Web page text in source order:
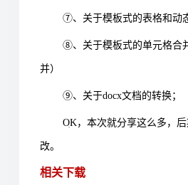
⑦、关于模板式的表格和动
⑧、关于模板式的单元格合
并）
⑨、关于docx文档的转换；
OK，本次就分享这么多，
改。
相关下载